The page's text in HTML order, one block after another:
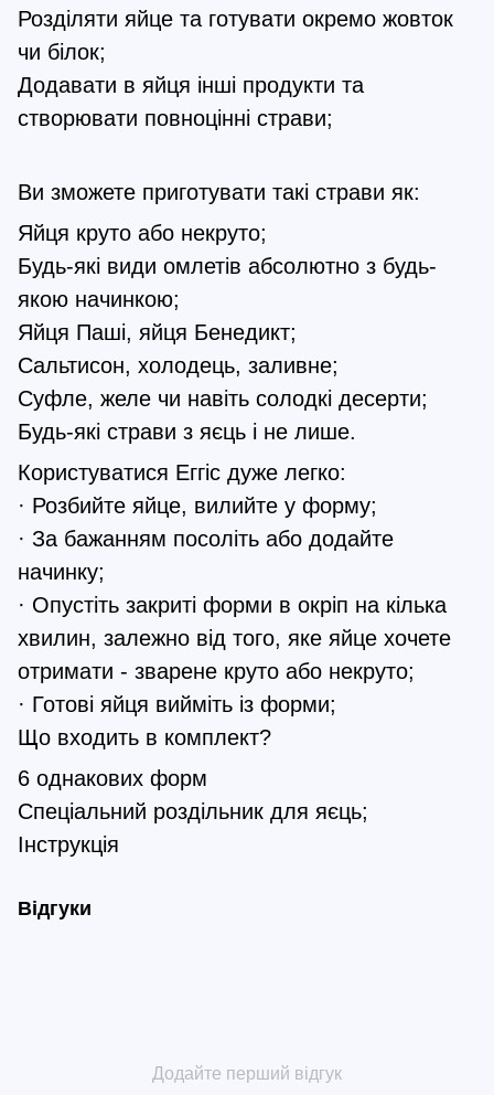
Розділяти яйце та готувати окремо жовток
чи білок;
Додавати в яйця інші продукти та
створювати повноцінні страви;
Ви зможете приготувати такі страви як:
Яйця круто або некруто;
Будь-які види омлетів абсолютно з будь-
якою начинкою;
Яйця Паші, яйця Бенедикт;
Сальтисон, холодець, заливне;
Суфле, желе чи навіть солодкі десерти;
Будь-які страви з яєць і не лише.
Користуватися Еггіс дуже легко:
· Розбийте яйце, вилийте у форму;
· За бажанням посоліть або додайте
начинку;
· Опустіть закриті форми в окріп на кілька
хвилин, залежно від того, яке яйце хочете
отримати - зварене круто або некруто;
· Готові яйця вийміть із форми;
Що входить в комплект?
6 однакових форм
Спеціальний роздільник для яєць;
Інструкція
Відгуки
Додайте перший відгук